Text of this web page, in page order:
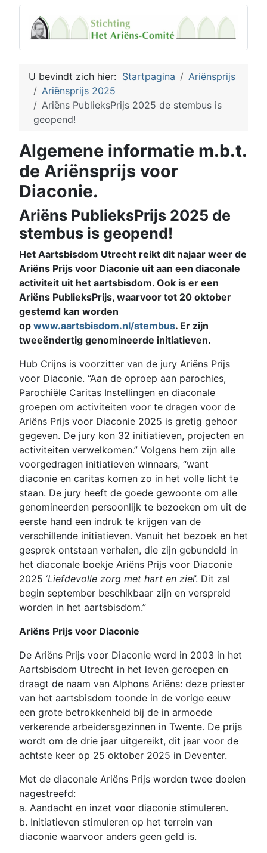
U bevindt zich hier: Startpagina
Ariënsprijs
Ariënsprijs 2025
Ariëns PublieksPrijs 2025 de stembus is
geopend!
Algemene informatie m.b.t.
de Ariënsprijs voor
Diaconie.
Ariëns PublieksPrijs 2025 de
stembus is geopend!
Het Aartsbisdom Utrecht reikt dit najaar weer de
Ariëns Prijs voor Diaconie uit aan een diaconale
activiteit uit het aartsbisdom. Ook is er een
Ariëns PublieksPrijs, waarvoor tot 20 oktober
gestemd kan worden
op www.aartsbisdom.nl/stembus. Er zijn
tweeëndertig genomineerde initiatieven.
Hub Crijns is voorzitter van de jury Ariëns Prijs
voor Diaconie. “Aan de oproep aan parochies,
Parochiële Caritas Instellingen en diaconale
groepen om activiteiten voor te dragen voor de
Ariëns Prijs voor Diaconie 2025 is gretig gehoor
gegeven. De jury kon 32 initiatieven, projecten en
activiteiten verwelkomen.” Volgens hem zijn alle
voorgedragen initiatieven winnaars, “want
diaconie en caritas komen zo in het volle licht te
staan. De jury heeft de goede gewoonte om alle
genomineerden persoonlijk te bezoeken om uit de
eerste hand een indruk te krijgen van de
verschillende initiatieven. Vanuit het bezoek en het
gesprek ontstaan verhalen, die zijn gebundeld in
het diaconale boekje Ariëns Prijs voor Diaconie
2025 ‘Liefdevolle zorg met hart en ziel’. Dit zal
begin september beschikbaar zijn en verspreid
worden in het aartsbisdom.”
Ariëns Prijs voor Diaconie
De Ariëns Prijs voor Diaconie werd in 2003 in het
Aartsbisdom Utrecht in het leven geroepen en
draagt de naam van Alphons Ariëns: deze priester
van het aartsbisdom toonde in de vorige eeuw
een grote betrokkenheid bij de in armoede
verkerende arbeidersgezinnen in Twente. De prijs
wordt om de drie jaar uitgereikt, dit jaar voor de
achtste keer op 25 oktober 2025 in Deventer.
Met de diaconale Ariëns Prijs worden twee doelen
nagestreefd:
a. Aandacht en inzet voor diaconie stimuleren.
b. Initiatieven stimuleren op het terrein van
diaconie waarvoor anders geen geld is.